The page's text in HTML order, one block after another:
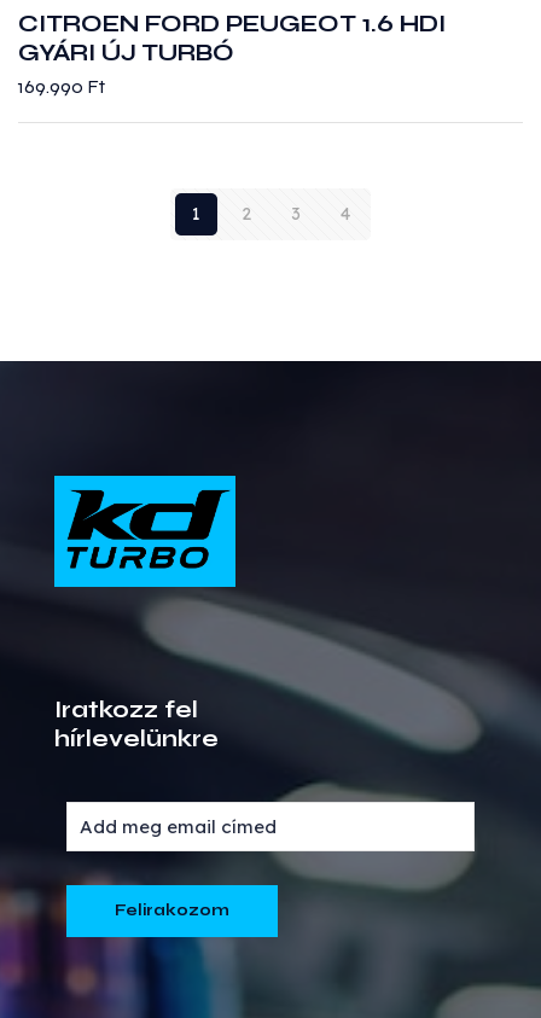
CITROEN FORD PEUGEOT 1.6 HDI
GYÁRI ÚJ TURBÓ
169.990 Ft
1 2 3 4
Iratkozz fel
hírlevelünkre